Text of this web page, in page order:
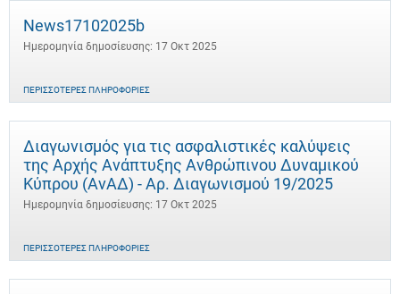
News17102025b
Ημερομηνία δημοσίευσης: 17 Οκτ 2025
ΠΕΡΙΣΣΌΤΕΡΕΣ ΠΛΗΡΟΦΟΡΊΕΣ
Διαγωνισμός για τις ασφαλιστικές καλύψεις
της Αρχής Ανάπτυξης Ανθρώπινου Δυναμικού
Κύπρου (ΑνΑΔ) - Αρ. Διαγωνισμού 19/2025
Ημερομηνία δημοσίευσης: 17 Οκτ 2025
ΠΕΡΙΣΣΌΤΕΡΕΣ ΠΛΗΡΟΦΟΡΊΕΣ